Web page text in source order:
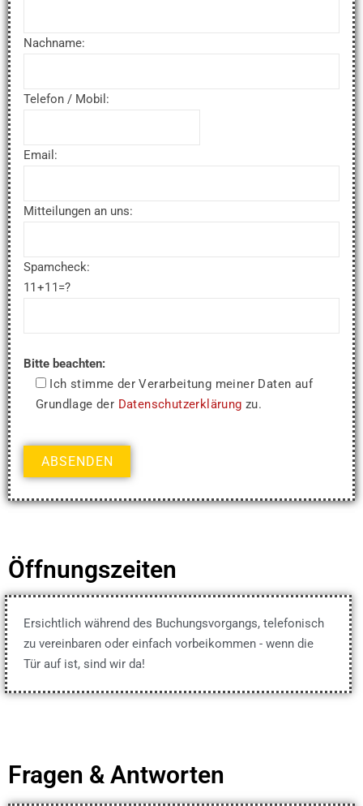
Nachname:
Telefon / Mobil:
Email:
Mitteilungen an uns:
Spamcheck:
11+11=?
Bitte beachten:
Ich stimme der Verarbeitung meiner Daten auf
Grundlage der Datenschutzerklärung zu.
Öffnungszeiten
Ersichtlich während des Buchungsvorgangs, telefonisch
zu vereinbaren oder einfach vorbeikommen - wenn die
Tür auf ist, sind wir da!
Fragen & Antworten